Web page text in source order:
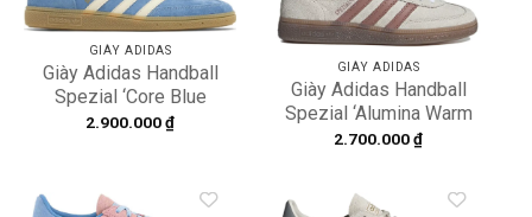
Add to
wishlist
GIÀY ADIDAS
Giày Adidas Handball
Spezial ‘Core Blue
Gum’ IG6194
2.900.000₫
Add to
wishlist
GIÀY ADIDAS
Giày Adidas Handball
Spezial ‘Alumina Warm
Clay White’ IH1510
2.700.000₫